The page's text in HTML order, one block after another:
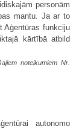
personām
mantu. Ja ar to
Aģentūras funkciju
kārtībā atbild
noteikumiem Nr.
autonomo